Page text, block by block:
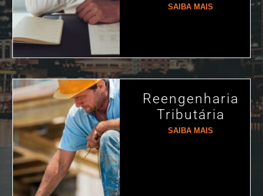
SAIBA MAIS
Reengenharia
Tributária
SAIBA MAIS